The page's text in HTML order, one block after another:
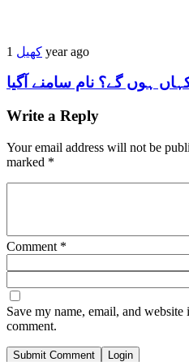
کھیل 1 year ago
ہوں گے؟ نام سامنے آگیا
Write a Reply
Your email address will not be
marked *
Comment *
Save my name, email, and
comment.
Submit Comment Login